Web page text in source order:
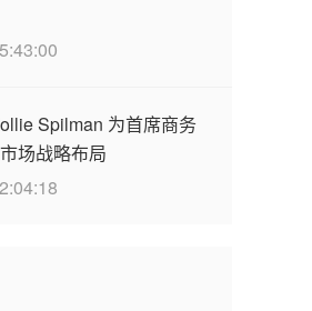
Spilman 为首席商务
场战略布局